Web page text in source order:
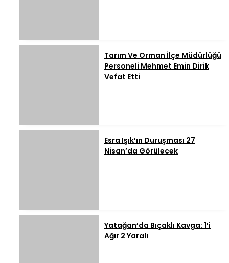
Tarım Ve Orman İlçe Müdürlüğü
Personeli Mehmet Emin Dirik
Vefat Etti
Esra Işık’ın Duruşması 27
Nisan’da Görülecek
Yatağan’da Bıçaklı Kavga: 1’i
Ağır 2 Yaralı